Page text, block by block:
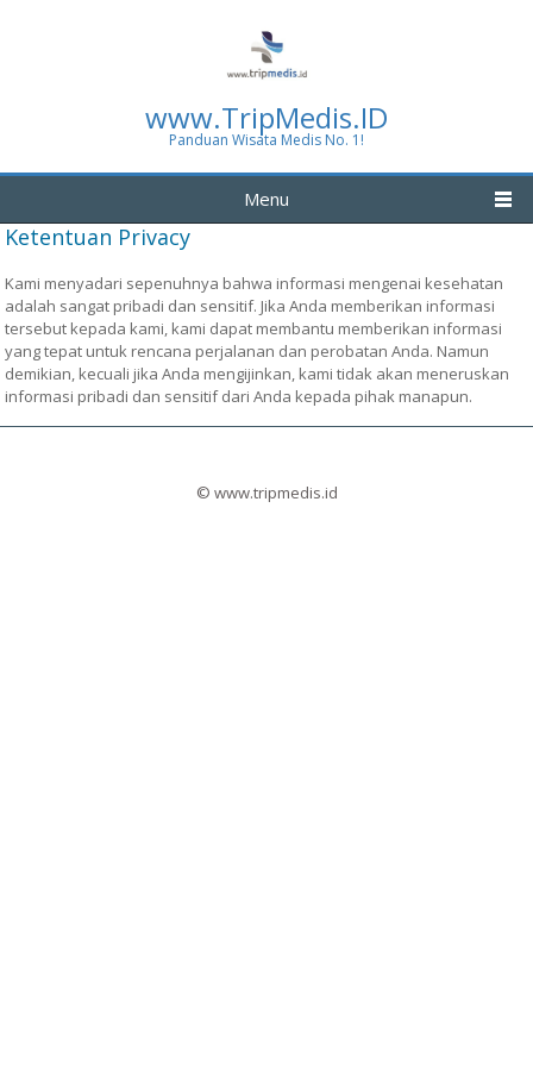
www.TripMedis.ID
Panduan Wisata Medis No. 1!
Menu
Ketentuan Privacy
Kami menyadari sepenuhnya bahwa informasi mengenai kesehatan
adalah sangat pribadi dan sensitif. Jika Anda memberikan informasi
tersebut kepada kami, kami dapat membantu memberikan informasi
yang tepat untuk rencana perjalanan dan perobatan Anda. Namun
demikian, kecuali jika Anda mengijinkan, kami tidak akan meneruskan
informasi pribadi dan sensitif dari Anda kepada pihak manapun.
© www.tripmedis.id